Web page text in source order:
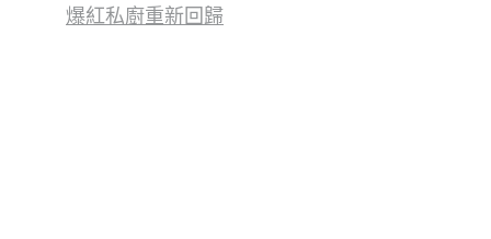
爆紅私廚重新回歸